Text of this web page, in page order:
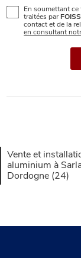
En soumettant
traitées par
contact et de la
en consultant
Vente et
aluminium à
Dordogne (24)